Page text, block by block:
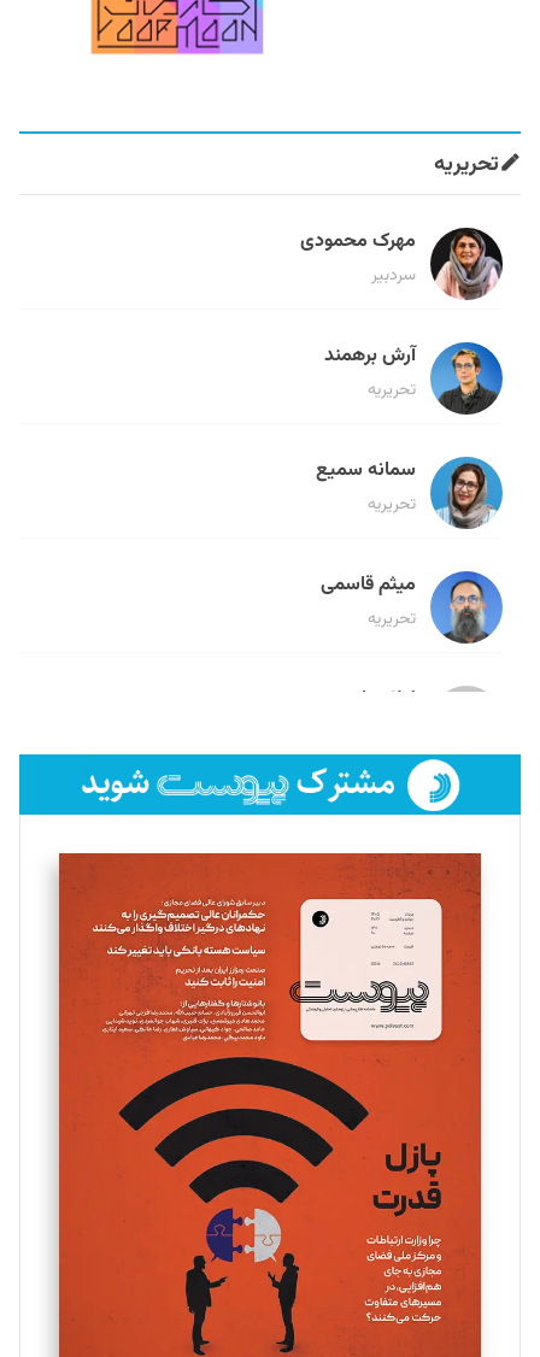
تحریریه
مهرک محمودی
سردبیر
آرش برهمند
تحریریه
سمانه سمیع
تحریریه
میثم قاسمی
تحریریه
لیلا حنارود
فائزه فتحی رستمی
تحریریه
سروش کرمیان
تحریریه
مینا پاکدل
یسنا امان‌پور
تحریریه
ملینا جعفری
تحریریه